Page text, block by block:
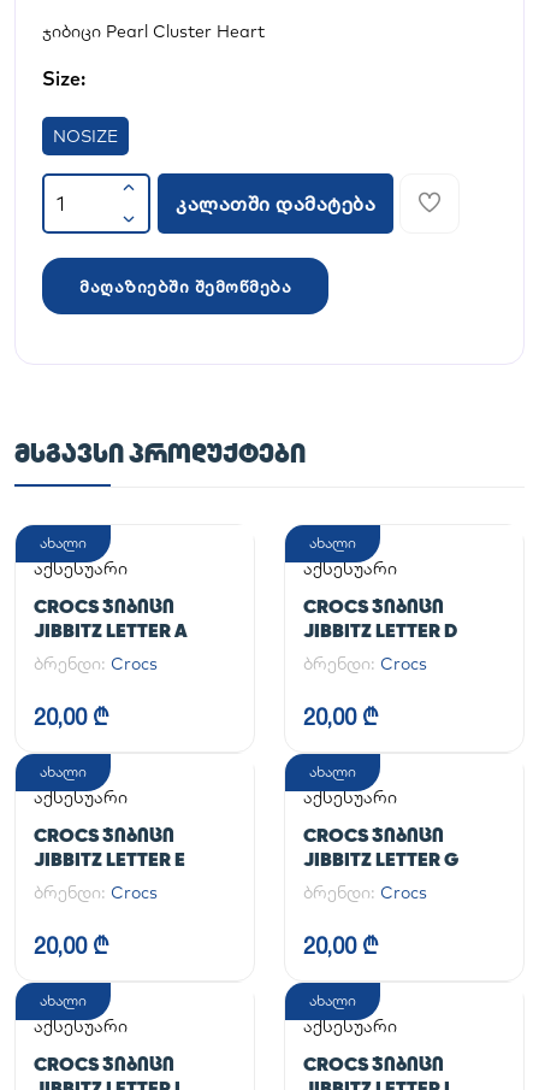
ჯიბიცი Pearl Cluster Heart
Size:
NOSIZE
კალათში დამატება
მაღაზიებში შემოწმება
ᲛᲡᲒᲐᲕᲡᲘ ᲞᲠᲝᲓᲣᲥᲢᲔᲑᲘ
ახალი
აქსესუარი
CROCS ᲯᲘᲑᲘᲪᲘ
JIBBITZ LETTER A
ბრენდი: Crocs
20,00 ₾
ახალი
აქსესუარი
CROCS ᲯᲘᲑᲘᲪᲘ
JIBBITZ LETTER D
ბრენდი: Crocs
20,00 ₾
ახალი
აქსესუარი
CROCS ᲯᲘᲑᲘᲪᲘ
JIBBITZ LETTER E
ბრენდი: Crocs
20,00 ₾
ახალი
აქსესუარი
CROCS ᲯᲘᲑᲘᲪᲘ
JIBBITZ LETTER G
ბრენდი: Crocs
20,00 ₾
ახალი
აქსესუარი
CROCS ᲯᲘᲑᲘᲪᲘ
ახალი
აქსესუარი
CROCS ᲯᲘᲑᲘᲪᲘ